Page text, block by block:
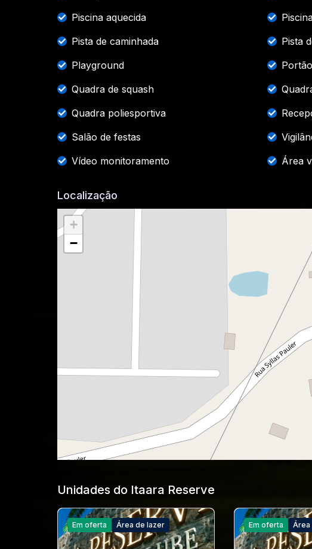
Piscina aquecida
Pista de caminhada
Pista
Playground
Quadra de squash
Quadra poliesportiva
Salão de festas
Vídeo monitoramento
Área
Localização
Unidades do Itaara Reserve
Em oferta Área de lazer Em oferta Área